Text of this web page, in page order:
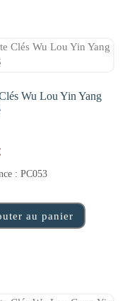
Wu Lou Yin Yang
: PC053
au panier